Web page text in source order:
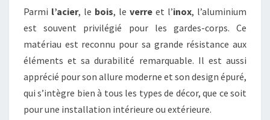
Parmi l’acier, le bois, le verre et l’inox, l’aluminium
est souvent privilégié pour les gardes-corps. Ce
matériau est reconnu pour sa grande résistance aux
éléments et sa durabilité remarquable. Il est aussi
apprécié pour son allure moderne et son design épuré,
qui s’intègre bien à tous les types de décor, que ce soit
pour une installation intérieure ou extérieure.